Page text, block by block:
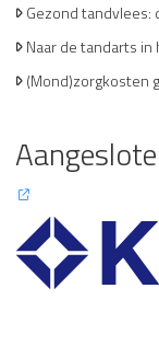
Gezond tandvlees:
Naar de tandarts
(Mond)zorgkosten